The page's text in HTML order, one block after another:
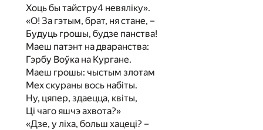
Хоць бы тайстру4 невяліку».
«О! За гэтым, брат, ня стане, –
Будуць грошы, будзе панства!
Маеш патэнт на дваранства:
Гэрбу Воўка на Кургане.
Маеш грошы: чыстым злотам
Мех скураны вось набіты.
Ну, цяпер, здаецца, квіты,
Ці чаго яшчэ ахвота?»
«Дзе, у ліха, больш хацеці? –